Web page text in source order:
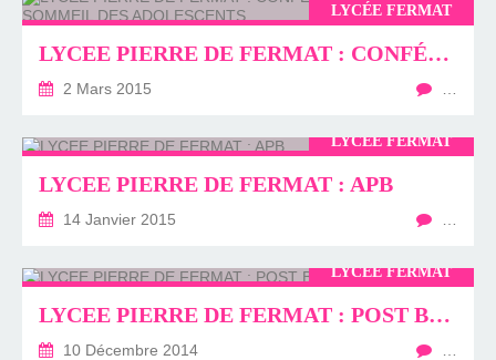
LYCÉE FERMAT
LYCEE PIERRE DE FERMAT : CONFÉRENCE SUR LE SOMMEIL DES ADOLESCENTS
2 Mars 2015
LYCÉE FERMAT
LYCEE PIERRE DE FERMAT : APB
14 Janvier 2015
LYCÉE FERMAT
LYCEE PIERRE DE FERMAT : POST BAC
10 Décembre 2014